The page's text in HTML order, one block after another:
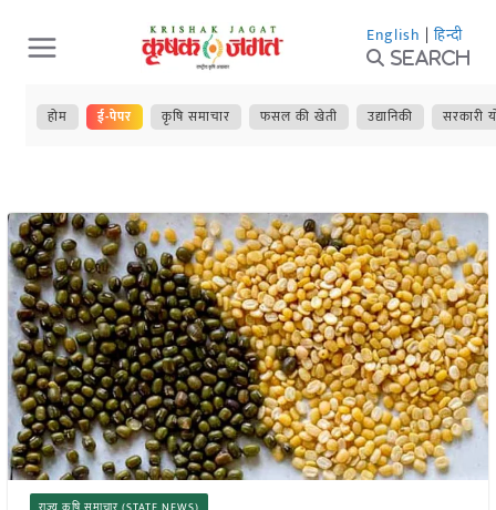
Skip
to
content
English | हिन्दी
Search
होम ई-पेपर कृषि समाचार फसल की खेती उद्यानिकी सरकारी